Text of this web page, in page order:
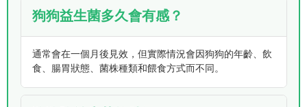
狗狗益生菌多久會有感？
通常會在一個月後見效，但實際情況會因狗狗的年齡、飲
食、腸胃狀態、菌株種類和餵食方式而不同。